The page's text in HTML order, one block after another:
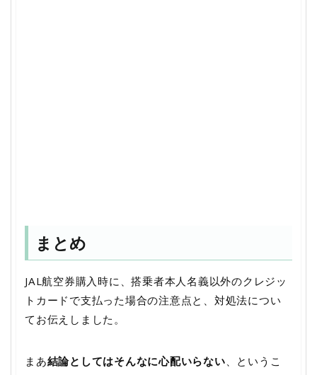
まとめ
JAL航空券購入時に、搭乗者本人名義以外のクレジッ
トカードで支払った場合の注意点と、対処法につい
てお伝えしました。
まあ結論としてはそんなに心配いらない 、というこ